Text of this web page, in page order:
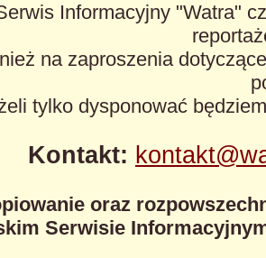
Informacyjny "Watra"
na zaproszenia
tylko dysponować
Kontakt:
oraz
Serwisie